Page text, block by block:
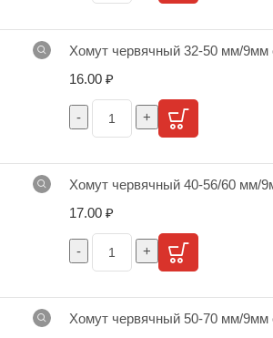
Хомут червячный 32-50 мм/9мм
16.00 ₽
Хомут червячный 40-56/60 мм/
17.00 ₽
Хомут червячный 50-70 мм/9мм